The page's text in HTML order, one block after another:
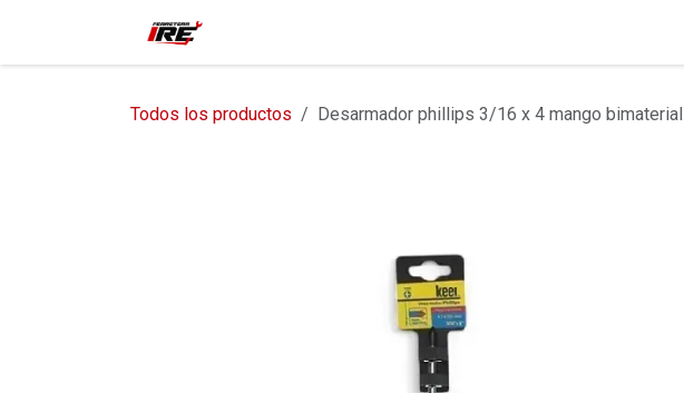
Todos los productos Desarmador phillips 3/16 x 4 mango bimaterial